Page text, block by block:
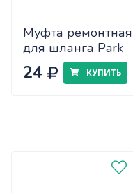
Муфта ремонтная
для шланга Park
HL035 1/2" в
пакете (002716)
24 КУПИТЬ